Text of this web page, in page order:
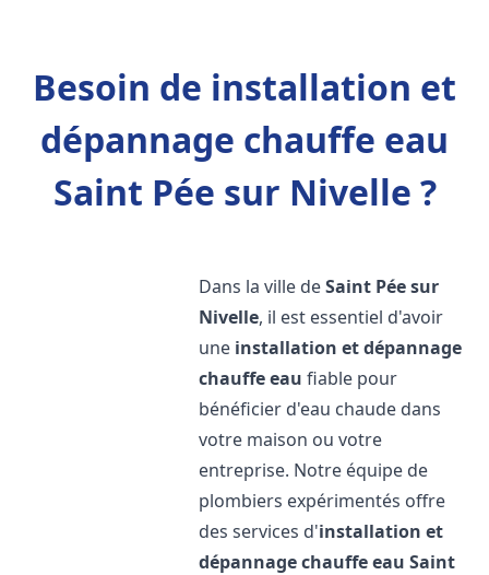
Besoin de installation et
dépannage chauffe eau
Saint Pée sur Nivelle ?
Dans la ville deSaint Pée sur
Nivelle, il est essentiel d'avoir
une installation et dépannage
chauffe eau fiable pour
bénéficier d'eau chaude dans
votre maison ou votre
entreprise. Notre équipe de
plombiers expérimentés offre
des services d'installation et
dépannage chauffe eau Saint